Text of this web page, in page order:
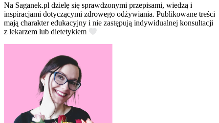
Na Saganek.pl dzielę się sprawdzonymi przepisami, wiedzą i
inspiracjami dotyczącymi zdrowego odżywiania. Publikowane treści
mają charakter edukacyjny i nie zastępują indywidualnej konsultacji
z lekarzem lub dietetykiem